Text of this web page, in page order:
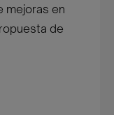
mejoras en
de